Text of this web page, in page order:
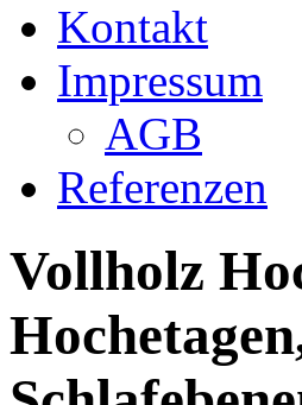
Kontakt
Impressum
AGB
Referenzen
Vollholz